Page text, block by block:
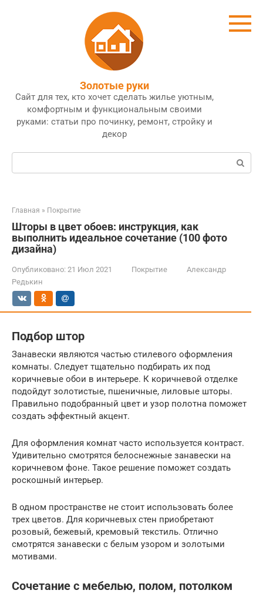
Золотые руки
Сайт для тех, кто хочет сделать жилье уютным,
комфортным и функциональным своими
руками: статьи про починку, ремонт, стройку и
декор
Поиск:
Главная » Покрытие
Шторы в цвет обоев: инструкция, как
выполнить идеальное сочетание (100 фото
дизайна)
Опубликовано: 21 Июл 2021 Покрытие
Александр
Редькин
Подбор штор
Занавески являются частью стилевого оформления
комнаты. Следует тщательно подбирать их под
коричневые обои в интерьере. К коричневой отделке
подойдут золотистые, пшеничные, лиловые шторы.
Правильно подобранный цвет и узор полотна поможет
создать эффектный акцент.
Для оформления комнат часто используется контраст.
Удивительно смотрятся белоснежные занавески на
коричневом фоне. Такое решение поможет создать
роскошный интерьер.
В одном пространстве не стоит использовать более
трех цветов. Для коричневых стен приобретают
розовый, бежевый, кремовый текстиль. Отлично
смотрятся занавески с белым узором и золотыми
мотивами.
Сочетание с мебелью, полом, потолком